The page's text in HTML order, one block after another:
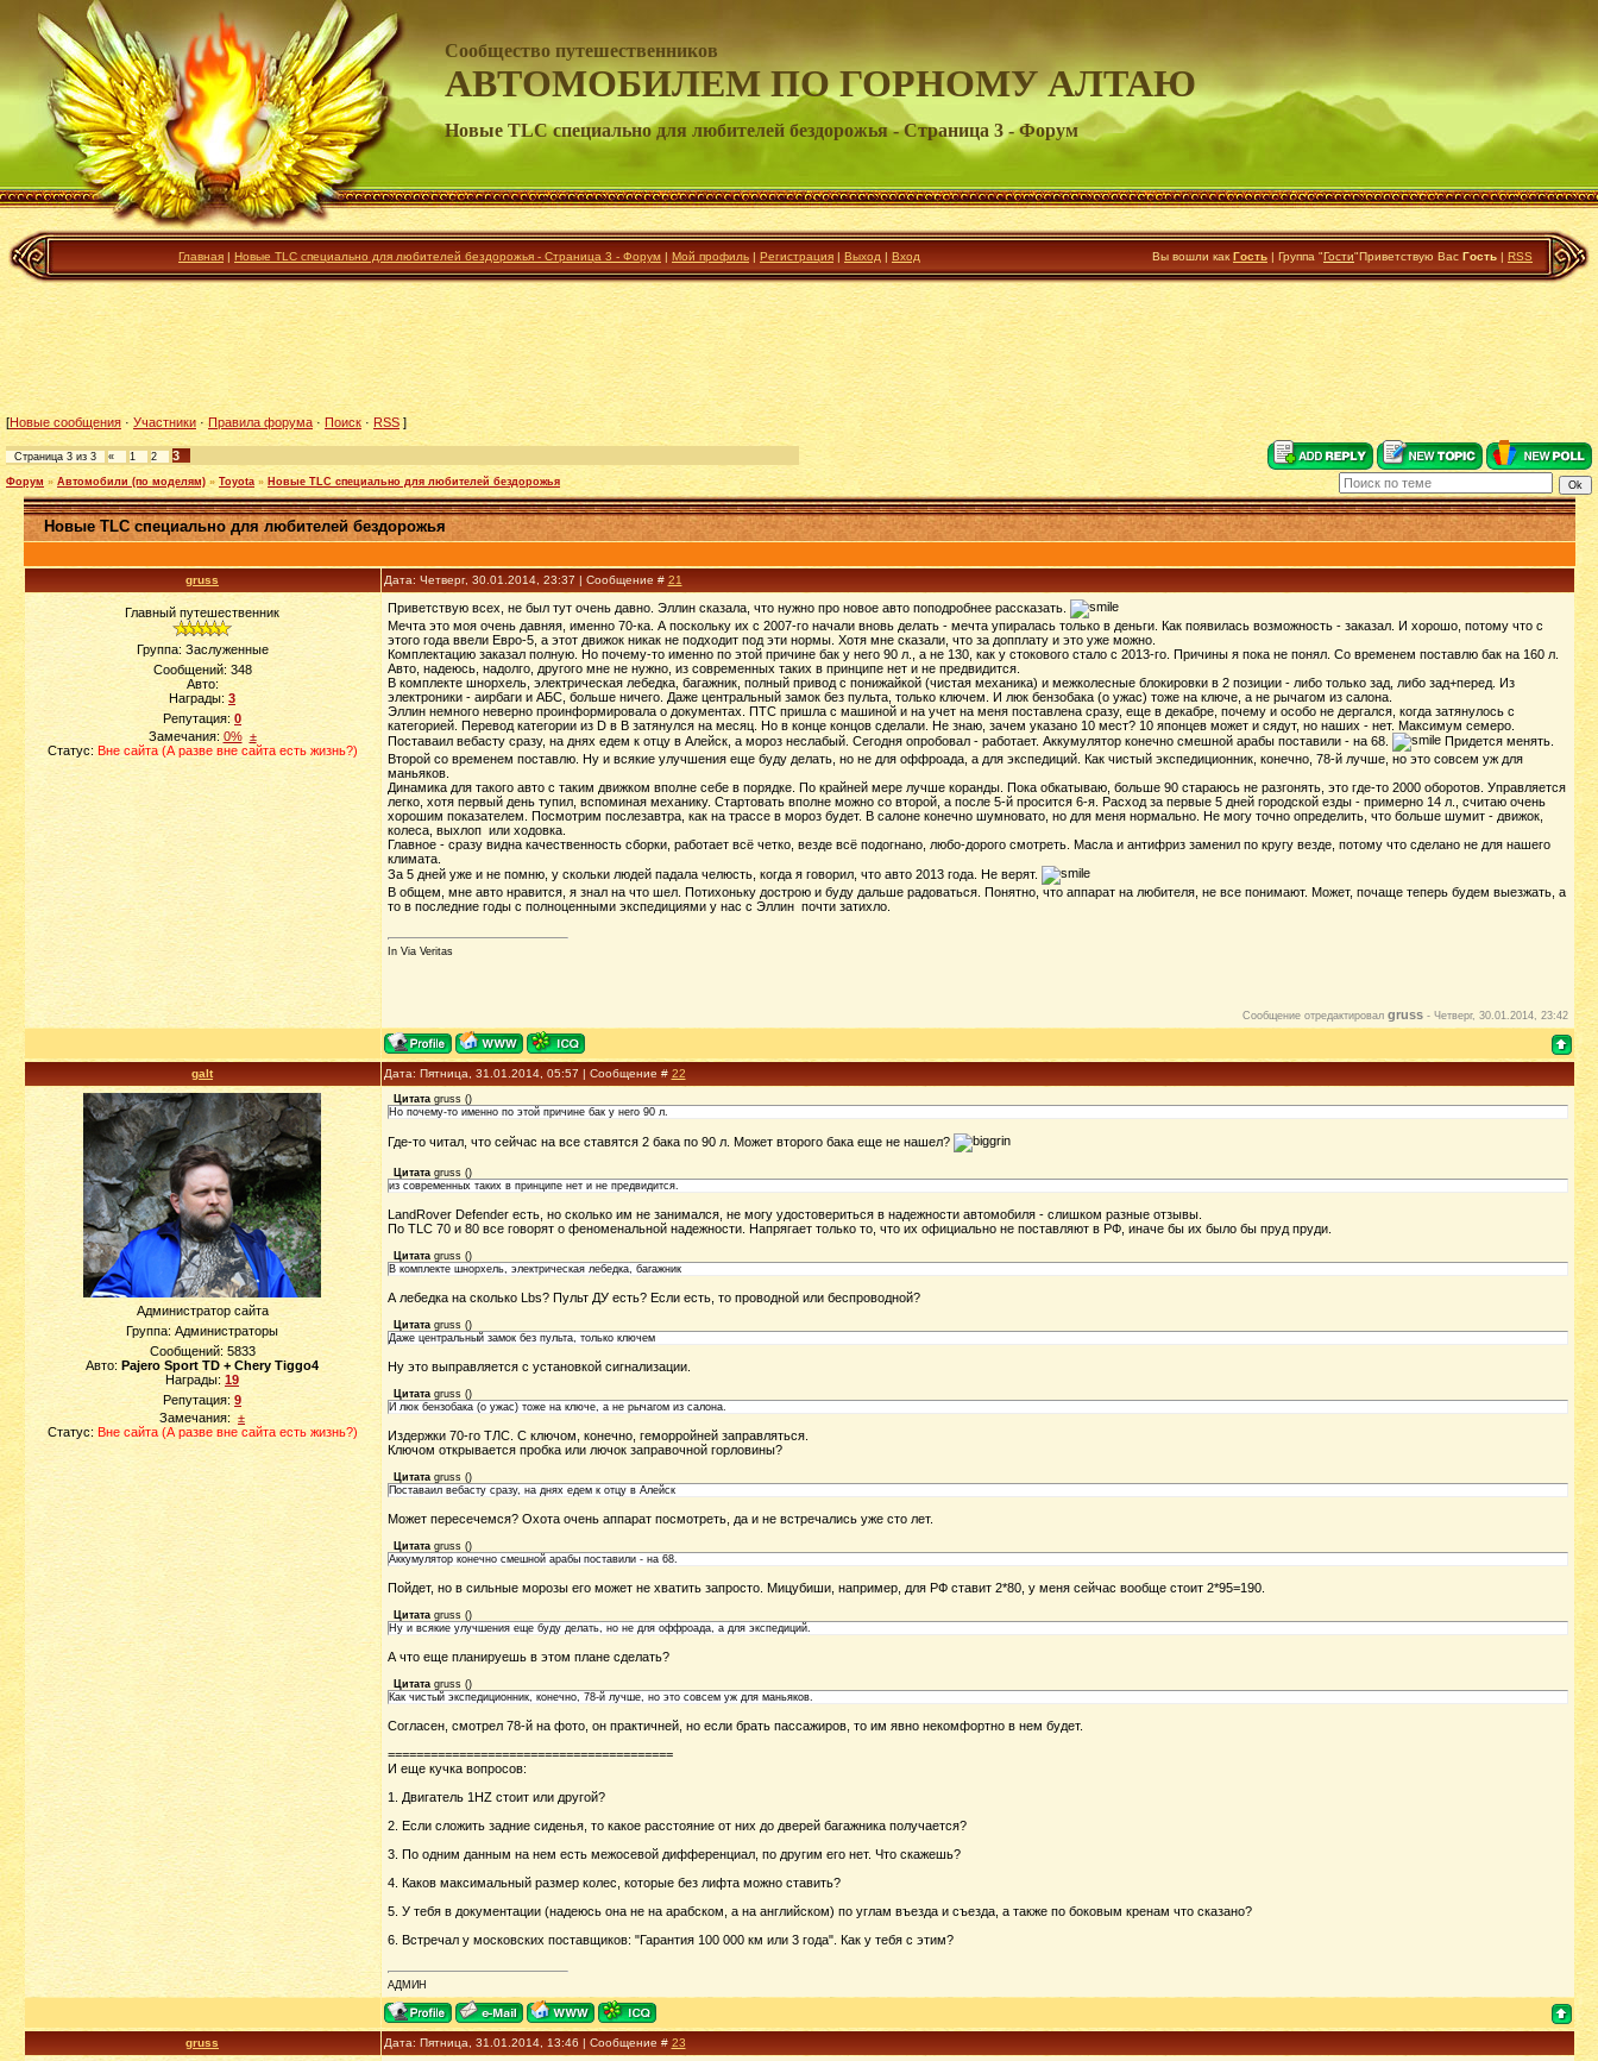
Сообщество путешественников
АВТОМОБИЛЕМ ПО ГОРНОМУ АЛТАЮ
Новые TLC специально для любителей бездорожья - Страница 3 - Форум
Главная | Новые TLC специально для любителей бездорожья - Страница 3 - Форум | Мой профиль | Регистрация | Выход | Вход Вы вошли как Гость | Группа "Гости"Приветствую Вас Гость | RSS
[Новые сообщения· Участники·Правила форума· Поиск· RSS]
Страница 3 из 3 « 1 2 3
Форум » Автомобили (по моделям) » Toyota » Новые TLC специально для любителей бездорожья
Новые TLC специально для любителей бездорожья
gruss Дата: Четверг, 30.01.2014, 23:37 | Сообщение # 21
Главный путешественник
Группа: Заслуженные
Сообщений: 348
Авто:
Награды: 3
Репутация:0
Замечания: 0% ±
Статус: Вне сайта (А разве вне сайта есть жизнь?)
Приветствую всех, не был тут очень давно. Эллин сказала, что нужно про новое авто поподробнее рассказать.
Мечта это моя очень давняя, именно 70-ка. А поскольку их с 2007-го начали вновь делать - мечта упиралась только в деньги. Как появилась возможность - заказал. И хорошо, потому что с
этого года ввели Евро-5, а этот движок никак не подходит под эти нормы. Хотя мне сказали, что за допплату и это уже можно.
Комплектацию заказал полную. Но почему-то именно по этой причине бак у него 90 л., а не 130, как у стокового стало с 2013-го. Причины я пока не понял. Со временем поставлю бак на 160 л.
Авто, надеюсь, надолго, другого мне не нужно, из современных таких в принципе нет и не предвидится.
В комплекте шнорхель, электрическая лебедка, багажник, полный привод с понижайкой (чистая механика) и межколесные блокировки в 2 позиции - либо только зад, либо зад+перед. Из
электроники - аирбаги и АБС, больше ничего. Даже центральный замок без пульта, только ключем. И люк бензобака (о ужас) тоже на ключе, а не рычагом из салона.
Эллин немного неверно проинформировала о документах. ПТС пришла с машиной и на учет на меня поставлена сразу, еще в декабре, почему и особо не дергался, когда затянулось с
категорией. Перевод категории из D в В затянулся на месяц. Но в конце концов сделали. Не знаю, зачем указано 10 мест? 10 японцев может и сядут, но наших - нет. Максимум семеро.
Поставаил вебасту сразу, на днях едем к отцу в Алейск, а мороз неслабый. Сегодня опробовал - работает. Аккумулятор конечно смешной арабы поставили - на 68.
Придется менять.
Второй со временем поставлю. Ну и всякие улучшения еще буду делать, но не для оффроада, а для экспедиций. Как чистый экспедиционник, конечно, 78-й лучше, но это совсем уж для
маньяков.
Динамика для такого авто с таким движком вполне себе в порядке. По крайней мере лучше коранды. Пока обкатываю, больше 90 стараюсь не разгонять, это где-то 2000 оборотов. Управляется
легко, хотя первый день тупил, вспоминая механику. Стартовать вполне можно со второй, а после 5-й просится 6-я. Расход за первые 5 дней городской езды - примерно 14 л., считаю очень
хорошим показателем. Посмотрим послезавтра, как на трассе в мороз будет. В салоне конечно шумновато, но для меня нормально. Не могу точно определить, что больше шумит - движок,
колеса, выхлоп или ходовка.
Главное - сразу видна качественность сборки, работает всё четко, везде всё подогнано, любо-дорого смотреть. Масла и антифриз заменил по кругу везде, потому что сделано не для нашего
климата.
За 5 дней уже и не помню, у скольки людей падала челюсть, когда я говорил, что авто 2013 года. Не верят.
В общем, мне авто нравится, я знал на что шел. Потихоньку дострою и буду дальше радоваться. Понятно, что аппарат на любителя, не все понимают. Может, почаще теперь будем выезжать, а
то в последние годы с полноценными экспедициями у нас с Эллин почти затихло.
In Via Veritas
Сообщение отредактировал gruss- Четверг, 30.01.2014, 23:42
galt Дата: Пятница, 31.01.2014, 05:57 | Сообщение # 22
Администратор сайта
Группа: Администраторы
Сообщений: 5833
Авто: Pajero Sport TD + Chery Tiggo4
Награды: 19
Репутация: 9
Замечания: ±
Статус: Вне сайта (А разве вне сайта есть жизнь?)
Цитата gruss()
Но почему-то именно по этой причине бак у него 90 л.
Где-то читал, что сейчас на все ставятся 2 бака по 90 л. Может второго бака еще не нашел?
Цитата gruss()
из современных таких в принципе нет и не предвидится.
LandRover Defender есть, но сколько им не занимался, не могу удостовериться в надежности автомобиля - слишком разные отзывы.
По TLC 70 и 80 все говорят о феноменальной надежности. Напрягает только то, что их официально не поставляют в РФ, иначе бы их было бы пруд пруди.
Цитата gruss()
В комплекте шнорхель, электрическая лебедка, багажник
А лебедка на сколько Lbs? Пульт ДУ есть? Если есть, то проводной или беспроводной?
Цитата gruss()
Даже центральный замок без пульта, только ключем
Ну это выправляется с установкой сигнализации.
Цитата gruss()
И люк бензобака (о ужас) тоже на ключе, а не рычагом из салона.
Издержки 70-го ТЛС. С ключом, конечно, геморройней заправляться.
Ключом открывается пробка или лючок заправочной горловины?
Цитата gruss()
Поставаил вебасту сразу, на днях едем к отцу в Алейск
Может пересечемся? Охота очень аппарат посмотреть, да и не встречались уже сто лет.
Цитата gruss()
Аккумулятор конечно смешной арабы поставили - на 68.
Пойдет, но в сильные морозы его может не хватить запросто. Мицубиши, например, для РФ ставит 2*80, у меня сейчас вообще стоит 2*95=190.
Цитата gruss()
Ну и всякие улучшения еще буду делать, но не для оффроада, а для экспедиций.
А что еще планируешь в этом плане сделать?
Цитата gruss()
Как чистый экспедиционник, конечно, 78-й лучше, но это совсем уж для маньяков.
Согласен, смотрел 78-й на фото, он практичней, но если брать пассажиров, то им явно некомфортно в нем будет.
========================================
И еще кучка вопросов:
1. Двигатель 1HZ стоит или другой?
2. Если сложить задние сиденья, то какое расстояние от них до дверей багажника получается?
3. По одним данным на нем есть межосевой дифференциал, по другим его нет. Что скажешь?
4. Каков максимальный размер колес, которые без лифта можно ставить?
5. У тебя в документации (надеюсь она не на арабском, а на английском) по углам въезда и съезда, а также по боковым кренам что сказано?
6. Встречал у московских поставщиков: "Гарантия 100 000 км или 3 года". Как у тебя с этим?
АДМИН
gruss Дата: Пятница, 31.01.2014, 13:46 | Сообщение # 23